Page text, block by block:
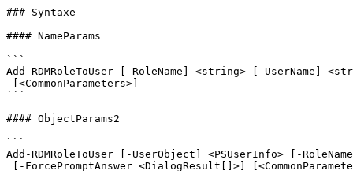
### Syntaxe
#### NameParams
```
Add-RDMRoleToUser [-RoleName] <string> [-UserName]
```
#### ObjectParams2
```
Add-RDMRoleToUser [-UserObject] <PSUserInfo> [-